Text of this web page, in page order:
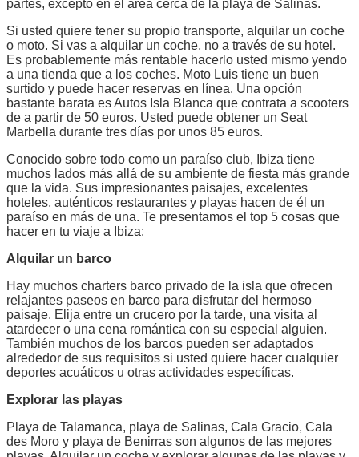
partes, excepto en el área cerca de la playa de Salinas.
Si usted quiere tener su propio transporte, alquilar un coche
o moto. Si vas a alquilar un coche, no a través de su hotel.
Es probablemente más rentable hacerlo usted mismo yendo
a una tienda que a los coches. Moto Luis tiene un buen
surtido y puede hacer reservas en línea. Una opción
bastante barata es Autos Isla Blanca que contrata a scooters
de a partir de 50 euros. Usted puede obtener un Seat
Marbella durante tres días por unos 85 euros.
Conocido sobre todo como un paraíso club, Ibiza tiene
muchos lados más allá de su ambiente de fiesta más grande
que la vida. Sus impresionantes paisajes, excelentes
hoteles, auténticos restaurantes y playas hacen de él un
paraíso en más de una. Te presentamos el top 5 cosas que
hacer en tu viaje a Ibiza:
Alquilar un barco
Hay muchos charters barco privado de la isla que ofrecen
relajantes paseos en barco para disfrutar del hermoso
paisaje. Elija entre un crucero por la tarde, una visita al
atardecer o una cena romántica con su especial alguien.
También muchos de los barcos pueden ser adaptados
alrededor de sus requisitos si usted quiere hacer cualquier
deportes acuáticos u otras actividades específicas.
Explorar las playas
Playa de Talamanca, playa de Salinas, Cala Gracio, Cala
des Moro y playa de Benirras son algunos de las mejores